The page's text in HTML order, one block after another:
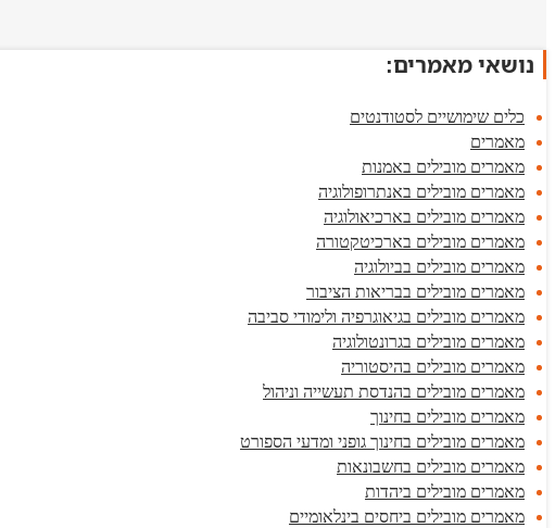
נושאי מאמרים:
כלים שימושיים לסטודנטים
מאמרים
מאמרים מובילים באמנות
מאמרים מובילים באנתרופולוגיה
מאמרים מובילים בארכיאולוגיה
מאמרים מובילים בארכיטקטורה
מאמרים מובילים בביולוגיה
מאמרים מובילים בבריאות הציבור
מאמרים מובילים בגיאוגרפיה ולימודי סביבה
מאמרים מובילים בגרונטולוגיה
מאמרים מובילים בהיסטוריה
מאמרים מובילים בהנדסת תעשייה וניהול
מאמרים מובילים בחינוך
מאמרים מובילים בחינוך גופני ומדעי הספורט
מאמרים מובילים בחשבונאות
מאמרים מובילים ביהדות
מאמרים מובילים ביחסים בינלאומיים